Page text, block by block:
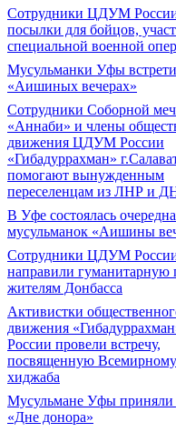
Сотрудники ЦДУМ
посылки для бойцов,
специальной военной
Мусульманки Уфы
«Аишиных вечерах»
Сотрудники Соборной
«Аннаби» и члены
движения ЦДУМ России
«Гибадуррахман»
помогают вынужденным
переселенцам из ЛНР и
В Уфе состоялась
мусульманок «Аишины
Сотрудники ЦДУМ
направили гуманитарную
жителям Донбасса
Активистки
движения
России провели встречу,
посвященную
хиджаба
Мусульмане Уфы приняли
«Дне донора»